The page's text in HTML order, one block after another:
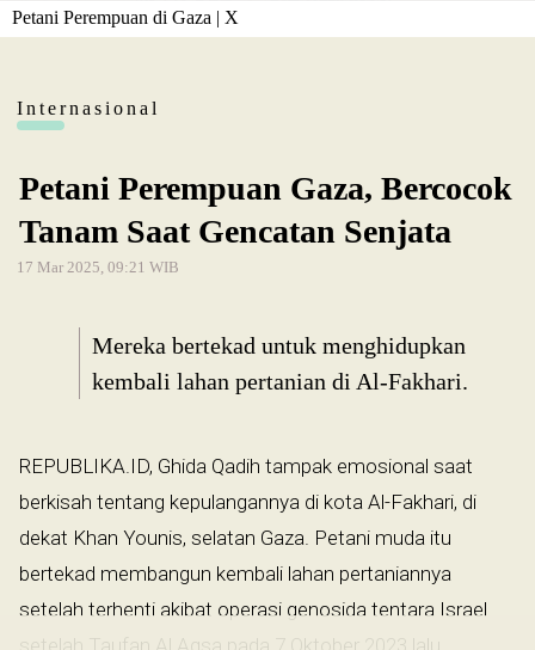
Petani Perempuan di Gaza | X
Internasional
Petani Perempuan Gaza, Bercocok
Tanam Saat Gencatan Senjata
17 Mar 2025, 09:21 WIB
Mereka bertekad untuk menghidupkan
kembali lahan pertanian di Al-Fakhari.
REPUBLIKA.ID, Ghida Qadih tampak emosional saat
berkisah tentang kepulangannya di kota Al-Fakhari, di
dekat Khan Younis, selatan Gaza. Petani muda itu
bertekad membangun kembali lahan pertaniannya
setelah terhenti akibat operasi genosida tentara Israel
setelah Taufan Al Aqsa pada 7 Oktober 2023 lalu.